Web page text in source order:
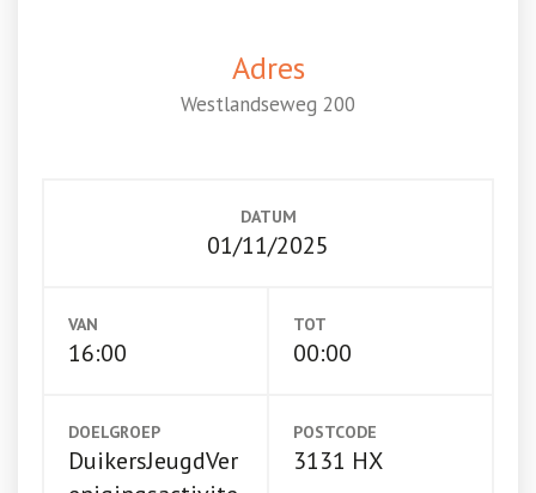
Adres
Westlandseweg 200
DATUM
01/11/2025
VAN
16:00
TOT
00:00
DOELGROEP
DuikersJeugdVer
POSTCODE
3131 HX